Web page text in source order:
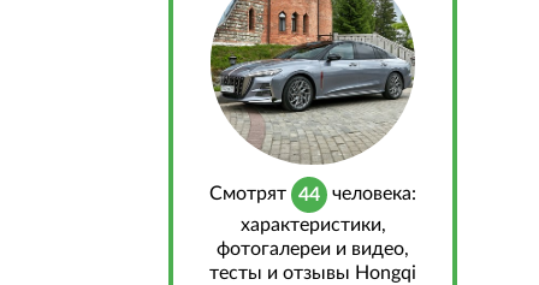
Cмотрят 44
человека:
характеристики,
фотогалереи и видео,
тесты и отзывы Hongqi